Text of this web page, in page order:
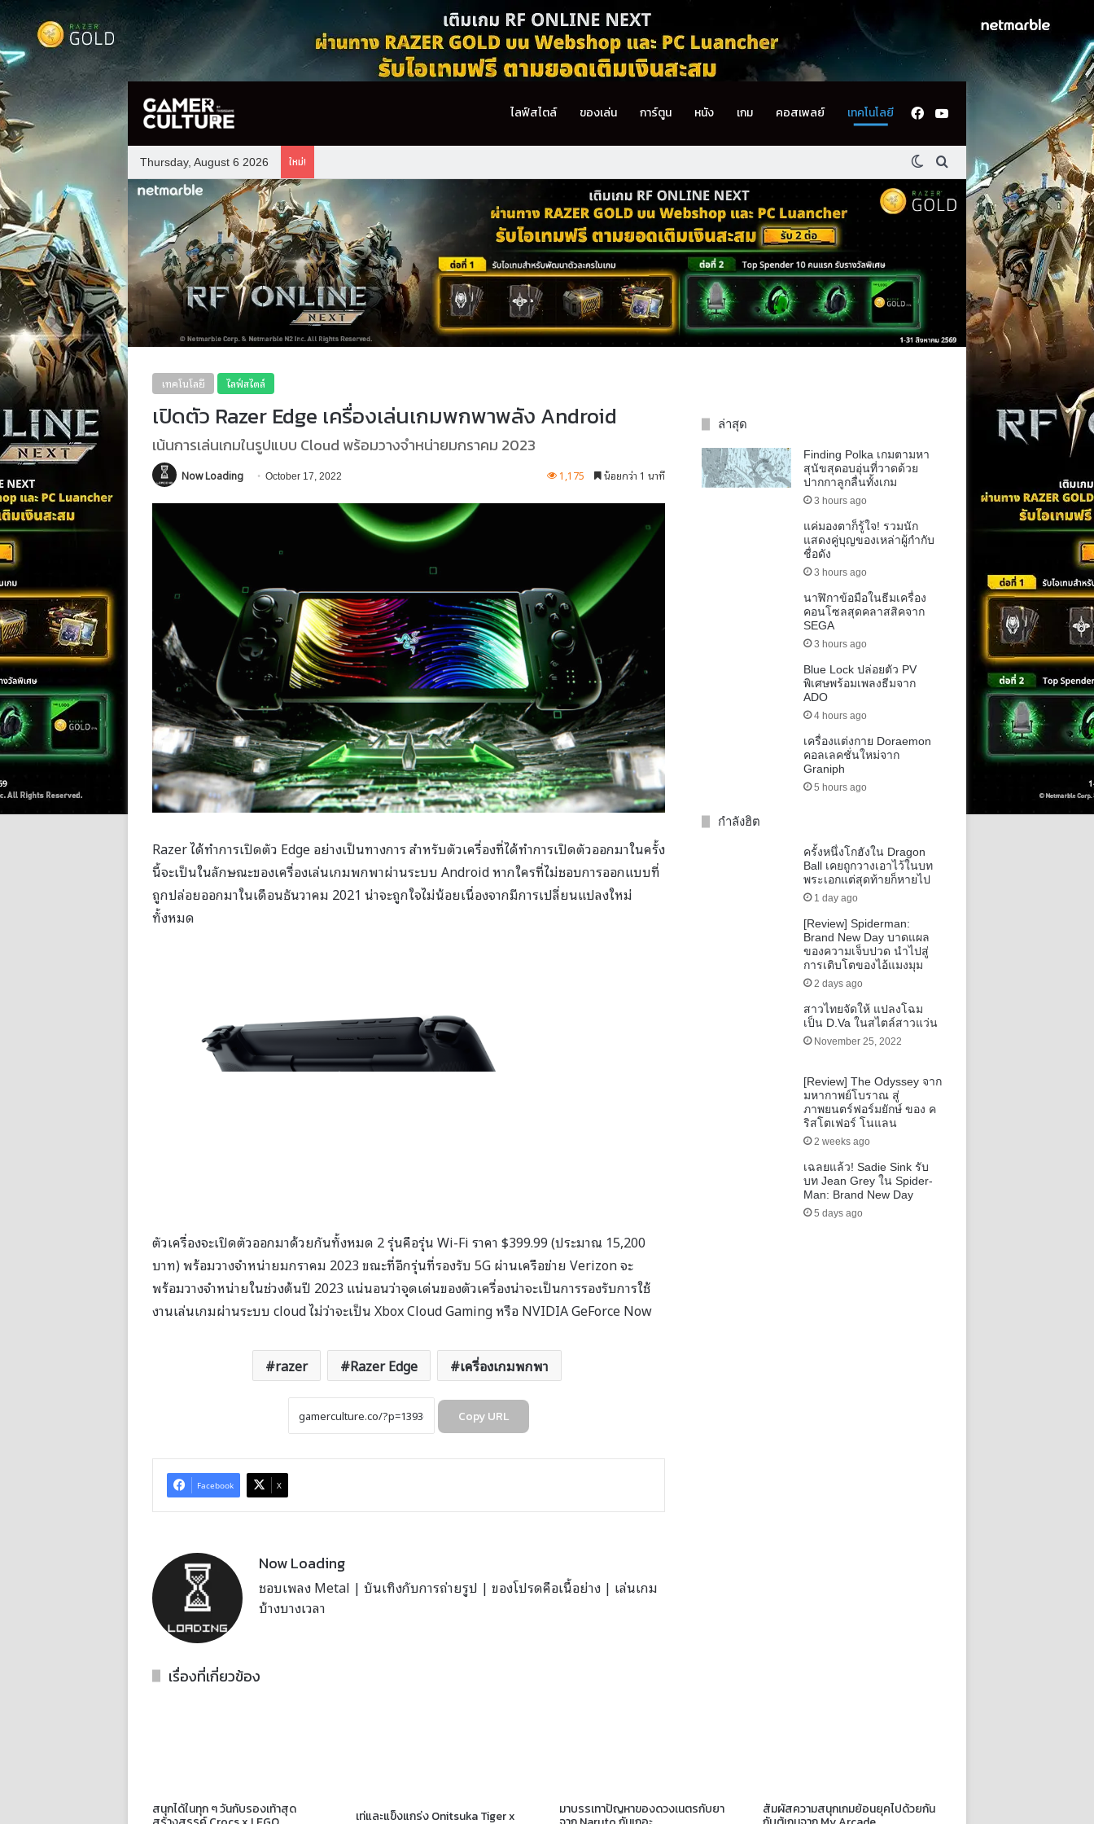
ไลฟ์สไตล์ ของเล่น การ์ตูน หนัง เกม คอสเพลย์ เทคโนโลยี Facebook
YouTube
Thursday, August 6 2026 ใหม่! Switch skin
ค้นหา
เทคโนโลยี ไลฟ์สไตล์
เปิดตัว Razer Edge เครื่องเล่นเกมพกพาพลัง Android
เน้นการเล่นเกมในรูปแบบ Cloud พร้อมวางจำหน่ายมกราคม 2023
Now Loading October 17, 2022 1,175 น้อยกว่า 1 นาที
Razer ได้ทำการเปิดตัว Edge อย่างเป็นทางการ สำหรับตัวเครื่องที่ได้ทำการเปิดตัวออกมาในครั้ง
นี้จะเป็นในลักษณะของเครื่องเล่นเกมพกพาผ่านระบบ Android หากใครที่ไม่ชอบการออกแบบที่
ถูกปล่อยออกมาในเดือนธันวาคม 2021 น่าจะถูกใจไม่น้อยเนื่องจากมีการเปลี่ยนแปลงใหม่
ทั้งหมด
ตัวเครื่องจะเปิดตัวออกมาด้วยกันทั้งหมด 2 รุ่นคือรุ่น Wi-Fi ราคา $399.99 (ประมาณ 15,200
บาท) พร้อมวางจำหน่ายมกราคม 2023 ขณะที่อีกรุ่นที่รองรับ 5G ผ่านเครือข่าย Verizon จะ
พร้อมวางจำหน่ายในช่วงต้นปี 2023 แน่นอนว่าจุดเด่นของตัวเครื่องน่าจะเป็นการรองรับการใช้
งานเล่นเกมผ่านระบบ cloud ไม่ว่าจะเป็น Xbox Cloud Gaming หรือ NVIDIA GeForce Now
razer Razer Edge เครื่องเกมพกพา
Copy URL
Facebook X
Now Loading
ชอบเพลง Metal | บันเทิงกับการถ่ายรูป | ของโปรดคือเนื้อย่าง | เล่นเกม
บ้างบางเวลา
ล่าสุด
Finding Polka เกมตามหา
สุนัขสุดอบอุ่นที่วาดด้วย
ปากกาลูกลื่นทั้งเกม
3 hours ago
แค่มองตาก็รู้ใจ! รวมนัก
แสดงคู่บุญของเหล่าผู้กำกับ
ชื่อดัง
3 hours ago
นาฬิกาข้อมือในธีมเครื่อง
คอนโซลสุดคลาสสิคจาก
SEGA
3 hours ago
Blue Lock ปล่อยตัว PV
พิเศษพร้อมเพลงธีมจาก
ADO
4 hours ago
เครื่องแต่งกาย Doraemon
คอลเลคชั่นใหม่จาก
Graniph
5 hours ago
กำลังฮิต
ครั้งหนึ่งโกฮังใน Dragon
Ball เคยถูกวางเอาไว้ในบท
พระเอกแต่สุดท้ายก็หายไป
1 day ago
[Review] Spiderman:
Brand New Day บาดแผล
ของความเจ็บปวด นำไปสู่
การเติบโตของไอ้แมงมุม
2 days ago
สาวไทยจัดให้ แปลงโฉม
เป็น D.Va ในสไตล์สาวแว่น
November 25, 2022
[Review] The Odyssey จาก
มหากาพย์โบราณ สู่
ภาพยนตร์ฟอร์มยักษ์ ของ ค
ริสโตเฟอร์ โนแลน
2 weeks ago
เฉลยแล้ว! Sadie Sink รับ
บท Jean Grey ใน Spider-
Man: Brand New Day
5 days ago
เรื่องที่เกี่ยวข้อง
สนุกได้ในทุก ๆ วันกับรองเท้าสุด เท่และแข็งแกร่ง Onitsuka Tiger x มาบรรเทาปัญหาของดวงเนตรกับยา สัมผัสความสนุกเกมย้อนยุคไปด้วยกัน